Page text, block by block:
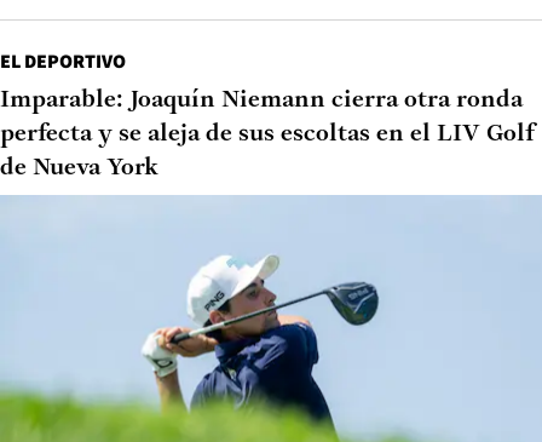
EL DEPORTIVO
Imparable: Joaquín Niemann cierra otra ronda
perfecta y se aleja de sus escoltas en el LIV Golf
de Nueva York